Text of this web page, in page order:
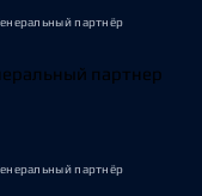
партнёр
партнёр